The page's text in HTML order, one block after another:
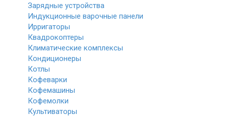
Зарядные устройства
Индукционные варочные панели
Ирригаторы
Квадрокоптеры
Климатические комплексы
Кондиционеры
Котлы
Кофеварки
Кофемашины
Кофемолки
Культиваторы